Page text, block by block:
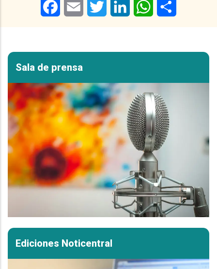
FacebookEmail Twitter LinkedIn WhatsApp
Sala de prensa
Ediciones Noticentral